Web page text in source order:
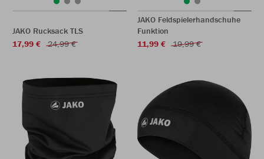
JAKO Rucksack TLS
17,99 €
24,99 €
JAKO Feldspielerhandschuhe
Funktion
11,99 €
19,99 €